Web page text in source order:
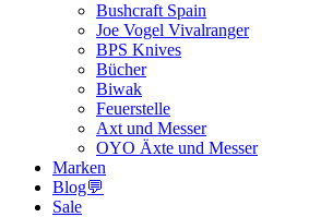
Bushcraft Spain
Joe Vogel Vivalranger
BPS Knives
Bücher
Biwak
Feuerstelle
Axt und Messer
OYO Äxte und Messer
Marken
Blog💬
Sale